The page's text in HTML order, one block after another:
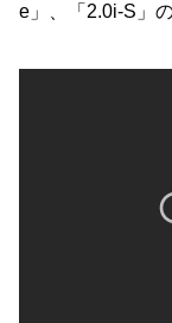
e」、「2.0i-S」